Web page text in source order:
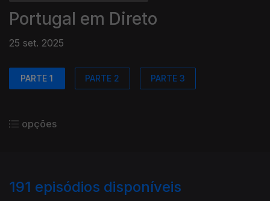
Portugal em Direto
25 set. 2025
PARTE 1 PARTE 2 PARTE 3
opções
191 episódios disponíveis